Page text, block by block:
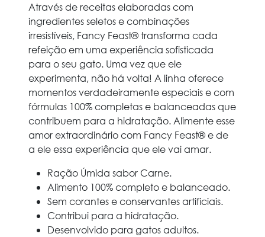
Através de receitas elaboradas com
ingredientes seletos e combinações
irresistíveis, Fancy Feast® transforma cada
refeição em uma experiência sofisticada
para o seu gato. Uma vez que ele
experimenta, não há volta! A linha oferece
momentos verdadeiramente especiais e com
fórmulas 100% completas e balanceadas que
contribuem para a hidratação. Alimente esse
amor extraordinário com Fancy Feast® e de
a ele essa experiência que ele vai amar.
Ração Úmida sabor Carne.
Alimento 100% completo e balanceado.
Sem corantes e conservantes artificiais.
Contribui para a hidratação.
Desenvolvido para gatos adultos.